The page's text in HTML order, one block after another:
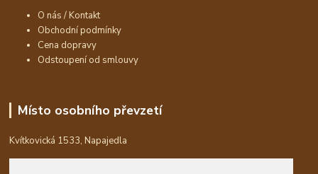
O nás / Kontakt
Obchodní podmínky
Cena dopravy
Odstoupení od smlouvy
Místo osobního převzetí
Kvítkovická 1533, Napajedla